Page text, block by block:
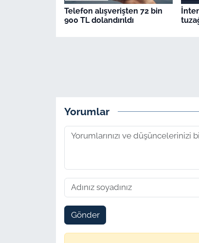
Telefon alışverişten 72 bin
900 TL dolandırıldı
Yorumlar
Gönder